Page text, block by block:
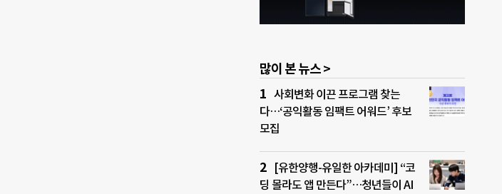
많이 본 뉴스 >
사회변화 이끈 프로그램 찾는
다…‘공익활동 임팩트 어워드’ 후보
모집
[유한양행-유일한 아카데미] “코
딩 몰라도 앱 만든다”…청년들이 AI